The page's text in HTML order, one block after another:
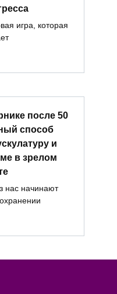
игра, которая
после 50
способ
и
в зрелом
нас начинают